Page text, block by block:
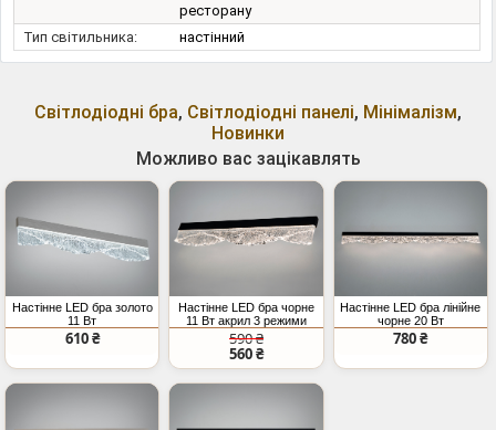
ресторану
Тип світильника:
настінний
Світлодіодні бра, Світлодіодні панелі, Мінімалізм,
Новинки
Можливо вас зацікавлять
Настінне LED бра золото
11 Вт
610 ₴
Настінне LED бра чорне
11 Вт акрил 3 режими
590 ₴
560 ₴
Настінне LED бра лінійне
чорне 20 Вт
780 ₴